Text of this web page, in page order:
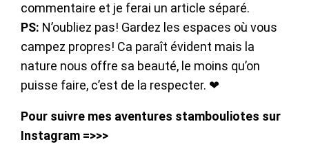
commentaire et je ferai un article séparé.
PS: N’oubliez pas! Gardez les espaces où vous
campez propres! Ca paraît évident mais la
nature nous offre sa beauté, le moins qu’on
puisse faire, c’est de la respecter. ❤
Pour suivre mes aventures stambouliotes sur
Instagram =>>>